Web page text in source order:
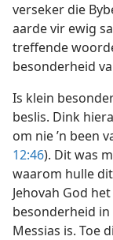
verseker die
aarde vir ewig
treffende
besonderheid
Is klein
beslis. Dink
om nie ’n been
12:46). Dit was
waarom hulle
Jehovah God
besonderheid
Messias is. Toe